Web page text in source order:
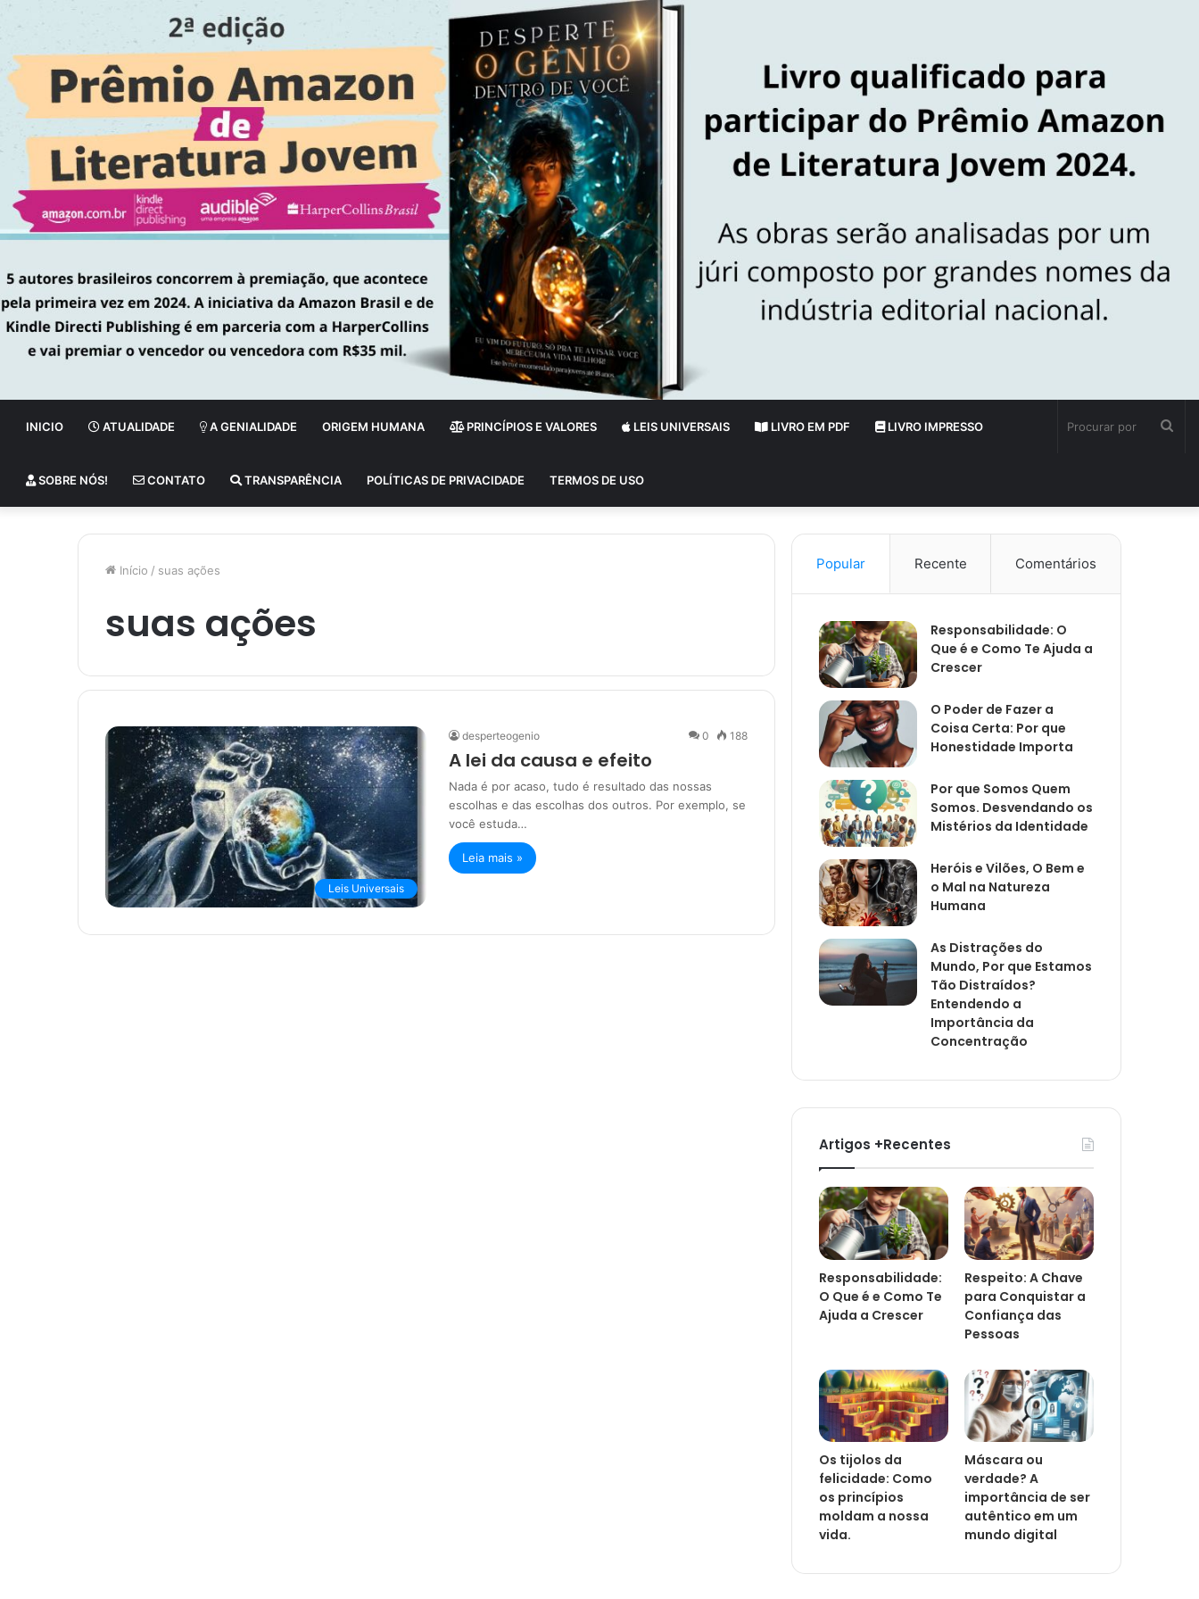
INICIO ATUALIDADE A GENIALIDADE ORIGEM HUMANA PRINCÍPIOS E VALORES LEIS UNIVERSAIS LIVRO EM PDF LIVRO IMPRESSO
SOBRE NÓS! CONTATO TRANSPARÊNCIA POLÍTICAS DE PRIVACIDADE TERMOS DE USO
Início / suas ações
suas ações
Leis Universais
desperteogenio 0 188
A lei da causa e efeito
Nada é por acaso, tudo é resultado das nossas
escolhas e das escolhas dos outros. Por exemplo, se
você estuda…
Leia mais »
Popular Recente Comentários
Responsabilidade: O
Que é e Como Te Ajuda a
Crescer
O Poder de Fazer a
Coisa Certa: Por que
Honestidade Importa
Por que Somos Quem
Somos. Desvendando os
Mistérios da Identidade
Heróis e Vilões, O Bem e
o Mal na Natureza
Humana
As Distrações do
Mundo, Por que Estamos
Tão Distraídos?
Entendendo a
Importância da
Concentração
Artigos +Recentes
Responsabilidade:
O Que é e Como Te
Ajuda a Crescer
Respeito: A Chave
para Conquistar a
Confiança das
Pessoas
Os tijolos da
felicidade: Como
os princípios
moldam a nossa
vida.
Máscara ou
verdade? A
importância de ser
autêntico em um
mundo digital